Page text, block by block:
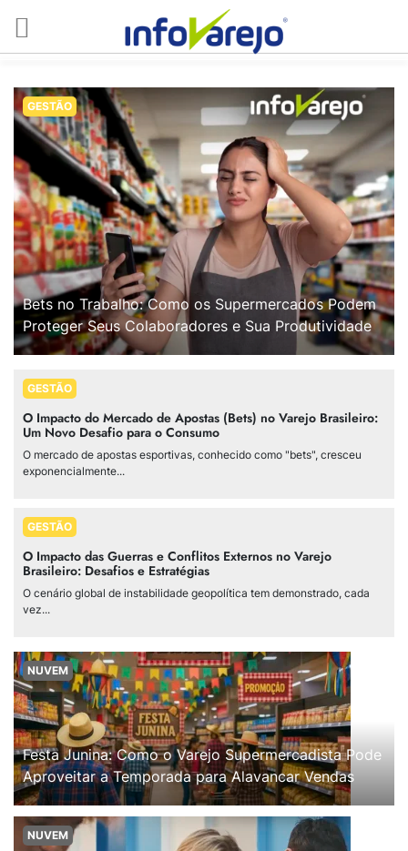
GESTÃO
Bets no Trabalho: Como os Supermercados Podem
Proteger Seus Colaboradores e Sua Produtividade
GESTÃO
O Impacto do Mercado de Apostas (Bets) no Varejo Brasileiro:
Um Novo Desafio para o Consumo
O mercado de apostas esportivas, conhecido como "bets", cresceu
exponencialmente...
GESTÃO
O Impacto das Guerras e Conflitos Externos no Varejo
Brasileiro: Desafios e Estratégias
O cenário global de instabilidade geopolítica tem demonstrado, cada
vez...
NUVEM
Festa Junina: Como o Varejo Supermercadista Pode
Aproveitar a Temporada para Alavancar Vendas
NUVEM